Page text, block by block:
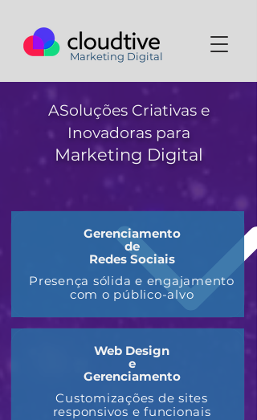
Marketing Digital
ASoluções Criativas e
Inovadoras para
Marketing Digital
Gerenciamento
de
Redes Sociais
Presença sólida e engajamento
com o público-alvo
Web Design
e
Gerenciamento
Customizações de sites
responsivos e funcionais